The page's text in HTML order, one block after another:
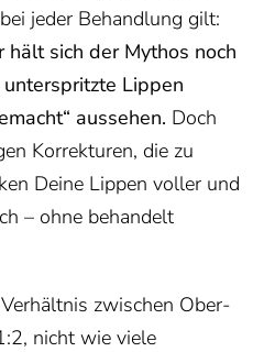
jeder Behandlung gilt:
hält sich der Mythos noch
Lippen
aussehen. Doch
Korrekturen, die zu
Deine Lippen voller und
– ohne behandelt
zwischen Ober-
nicht wie viele